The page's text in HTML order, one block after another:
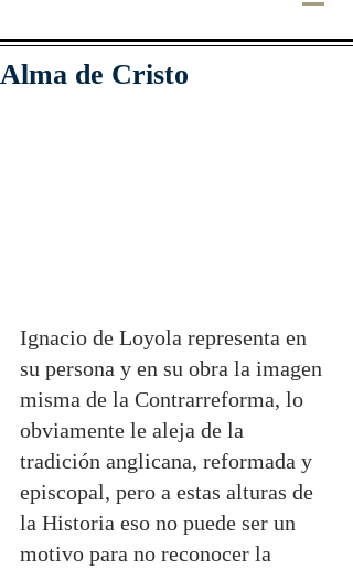
Alma de Cristo
Ignacio de Loyola representa en
su persona y en su obra la imagen
misma de la Contrarreforma, lo
obviamente le aleja de la
tradición anglicana, reformada y
episcopal, pero a estas alturas de
la Historia eso no puede ser un
motivo para no reconocer la